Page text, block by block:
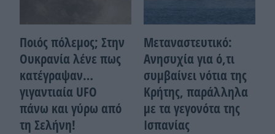
Ποιός πόλεμος; Στην
Ουκρανία λένε πως
κατέγραψαν…
γιγαντιαία UFO
πάνω και γύρω από
τη Σελήνη!
Μεταναστευτικό:
Ανησυχία για ό,τι
συμβαίνει νότια της
Κρήτης, παράλληλα
με τα γεγονότα της
Ισπανίας